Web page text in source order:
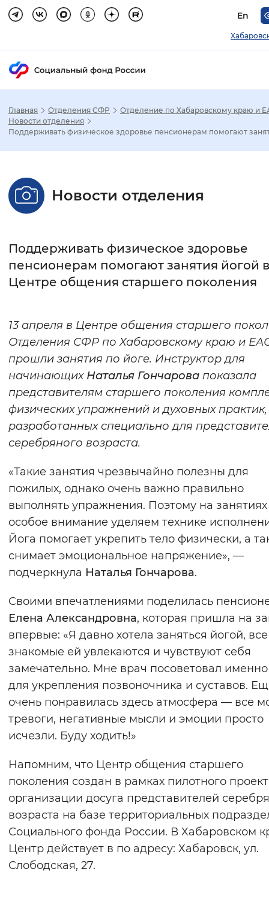
En
Настройка режима отображения
Стандартный Увеличенный
С засечками
Интервал между буквами
Цвет сайта
Монохромный Инверсивный
Синий фон
Изображения
Включены
Воспроизвести Остановить
Вернуть стандартные настройки
Главная Отделения СФР
Отделение по Хабаровскому краю и
Новости отделения
Поддерживать физическое здоровье пенсионерам помогают
Новости отделения
Поддерживать физическое здоровье
пенсионерам помогают занятия йогой в
Центре общения старшего поколения
13 апреля в Центре общения старшего
Отделения СФР по Хабаровскому краю и
прошли занятия по йоге. Инструктор для
начинающих Наталья Гончарова показала
представителям старшего поколения
физических упражнений и духовных практик,
разработанных специально для
серебряного возраста.
«Такие занятия чрезвычайно полезны для
пожилых, однако очень важно правильно
выполнять упражнения. Поэтому на
особое внимание уделяем технике
Йога помогает укрепить тело физически, а
снимает эмоциональное напряжение», —
подчеркнула Наталья Гончарова.
Своими впечатлениями поделилась
Елена Александровна, которая пришла на
впервые: «Я давно хотела заняться йогой,
знакомые ей увлекаются и чувствуют себя
замечательно. Мне врач посоветовал именно
для укрепления позвоночника и суставов.
очень понравилась здесь атмосфера — все
тревоги, негативные мысли и эмоции просто
исчезли. Буду ходить!»
Напомним, что Центр общения старшего
поколения создан в рамках пилотного
организации досуга представителей
возраста на базе территориальных
Социального фонда России. В Хабаровском
Центр действует в по адресу: Хабаровск, ул.
Слободская, 27.